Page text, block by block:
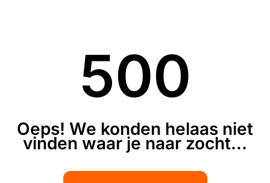
500
Oeps! We konden helaas niet
vinden waar je naar zocht...